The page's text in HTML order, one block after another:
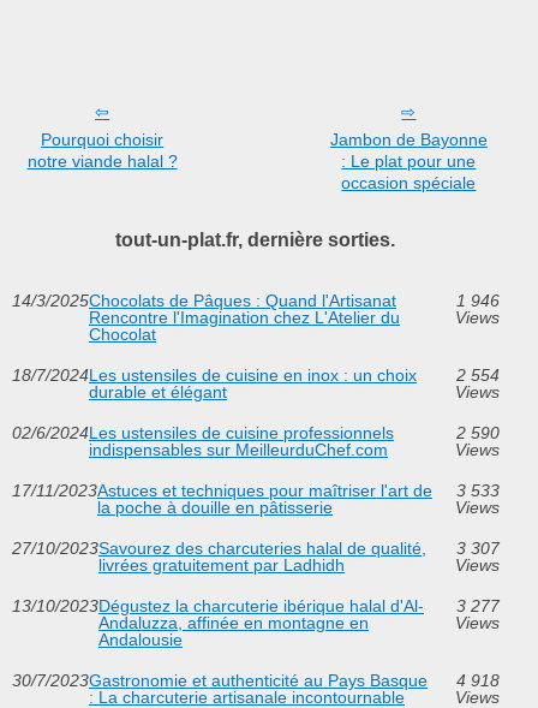
Pourquoi choisir
notre viande halal ?
Jambon de Bayonne
: Le plat pour une
occasion spéciale
tout-un-plat.fr, dernière sorties.
14/3/2025Chocolats de Pâques : Quand l'Artisanat
Rencontre l'Imagination chez L'Atelier du
Chocolat
1 946
Views
18/7/2024Les ustensiles de cuisine en inox : un choix
durable et élégant
2 554
Views
02/6/2024Les ustensiles de cuisine professionnels
indispensables sur MeilleurduChef.com
2 590
Views
17/11/2023Astuces et techniques pour maîtriser l'art de
la poche à douille en pâtisserie
3 533
Views
27/10/2023Savourez des charcuteries halal de qualité,
livrées gratuitement par Ladhidh
3 307
Views
13/10/2023Dégustez la charcuterie ibérique halal d'Al-
Andaluzza, affinée en montagne en
Andalousie
3 277
Views
30/7/2023Gastronomie et authenticité au Pays Basque
: La charcuterie artisanale incontournable
4 918
Views